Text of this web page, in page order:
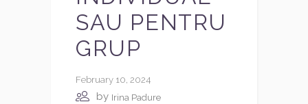
SAU PENTRU
GRUP
February 10, 2024
by Irina Padure